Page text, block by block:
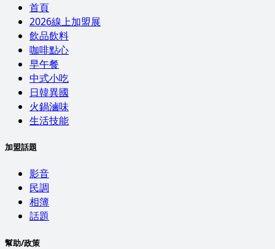
首頁
2026線上加盟展
飲品飲料
咖啡點心
早午餐
中式小吃
日韓異國
火鍋滷味
生活技能
加盟話題
影音
民調
相簿
話題
幫助/政策